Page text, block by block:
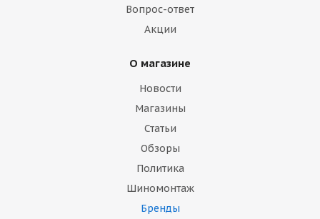
Вопрос-ответ
Акции
О магазине
Новости
Магазины
Статьи
Обзоры
Политика
Шиномонтаж
Бренды